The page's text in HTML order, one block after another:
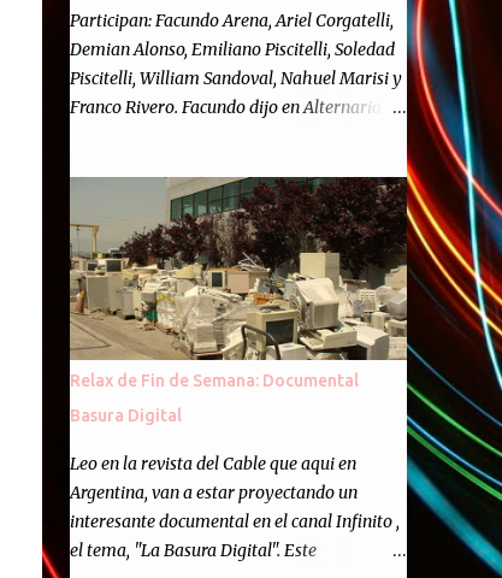
Participan: Facundo Arena, Ariel Corgatelli,
Demian Alonso, Emiliano Piscitelli, Soledad
Piscitelli, William Sandoval, Nahuel Marisi y
Franco Rivero. Facundo dijo en Alternaria :
Cincuenta ocasiones para ponernos en
contacto con ustedes y contarles las noticias
de tecnología más importantes, desde
nuestra propia óptica: un punto de vista
independiente e informal.Para festejarlo, se
nos ocurrió que estemos todos juntos; y
cuando digo "todos" me refiero a toda la
semanario como panelista, y a ustedes. Por
eso se nos ocurrió la idea de emitir video en
vivo. La tarea no fué facil, hubo que
coordinar horarios, preparar el estudio,
configurar muchos programejos y hacer
Relax de Fin de Semana: Documental
Basura Digital
Leo en la revista del Cable que aqui en
Argentina, van a estar proyectando un
interesante documental en el canal Infinito ,
el tema, "La Basura Digital". Este